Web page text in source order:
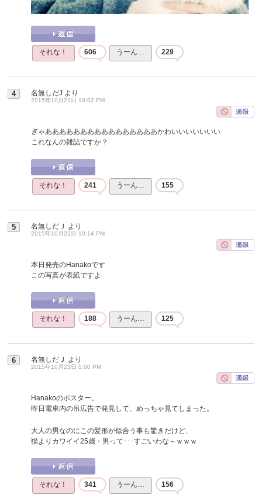
それな！ 606 うーん… 229
4 名無しだJ より
2015年10月22日 10:02 PM
ぎゃああああああああああああああああかわいいいいいいい
これなんの雑誌ですか？
それな！ 241 うーん… 155
5 名無しだＪ より
2015年10月22日 10:14 PM
本日発売のHanakoです
この写真が表紙ですよ
それな！ 188 うーん… 125
6 名無しだＪ より
2015年10月23日 5:00 PM
Hanakoのポスター。
昨日電車内の吊広告で発見して、めっちゃ見てしまった。
大人の男なのにこの髪形が似合う事も驚きだけど、
猫よりカワイイ25歳・男って･･･すごいわな～ｗｗｗ
それな！ 341 うーん… 156